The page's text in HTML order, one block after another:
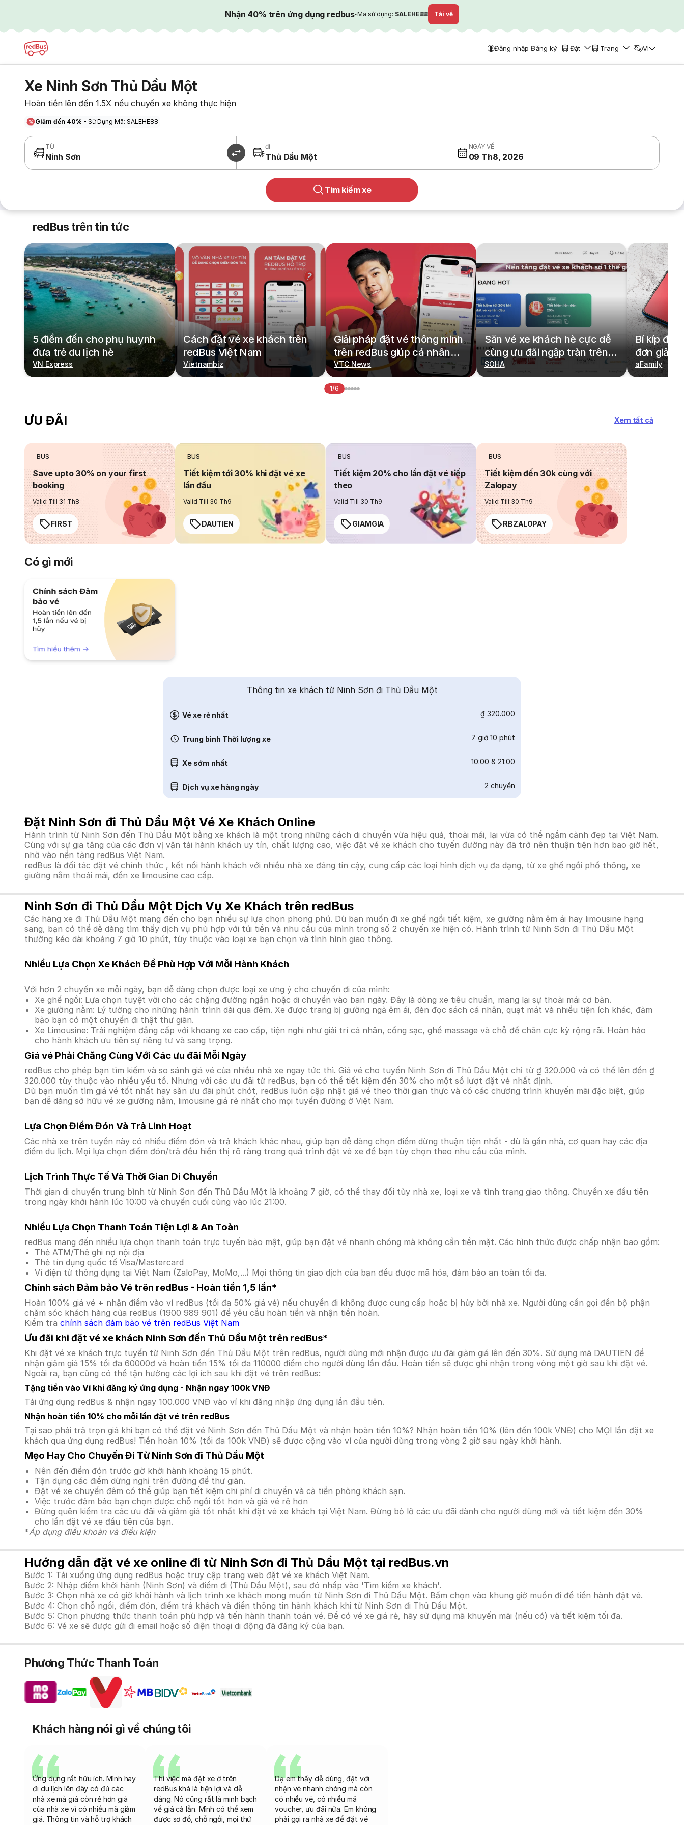
Nhận 40% trên ứng dụng redbus·Mã sử dụng: SALEHE88 Tải về
Đăng nhập Đăng ký Đặt Trang VI
Xe Ninh Sơn Thủ Dầu Một
Hoàn tiền lên đến 1.5X nếu chuyến xe không thực hiện
Giảm đến 40% - Sử Dụng Mã: SALEHE88
TỪ
Ninh Sơn
đi
Thủ Dầu Một
NGÀY VỀ
09 Th8, 2026
Tìm kiếm xe
redBus trên tin tức
5 điểm đến cho phụ huynh
đưa trẻ du lịch hè
VN Express
Cách đặt vé xe khách trên
redBus Việt Nam
Vietnambiz
Giải pháp đặt vé thông minh
trên redBus giúp cá nhân
hoá hành trình di chuyển
VTC News
Săn vé xe khách hè cực dễ
cùng ưu đãi ngập tràn trên
redBus
SOHA
Bí kíp đặt
đơn giản,
cả gia
aFamily
1/6
ƯU ĐÃI Xem tất cả
BUS
Save upto 30% on your first
booking
Valid Till 31 Th8
FIRST
BUS
Tiết kiệm tới 30% khi đặt vé xe
lần đầu
Valid Till 30 Th9
DAUTIEN
BUS
Tiết kiệm 20% cho lần đặt vé tiếp
theo
Valid Till 30 Th9
GIAMGIA
BUS
Tiết kiệm đến 30k cùng với
Zalopay
Valid Till 30 Th9
RBZALOPAY
Có gì mới
Thông tin xe khách từ Ninh Sơn đi Thủ Dầu Một
Vé xe rẻ nhất ₫ 320.000
Trung bình Thời lượng xe 7 giờ 10 phút
Xe sớm nhất 10:00 & 21:00
Dịch vụ xe hàng ngày 2 chuyến
Đặt Ninh Sơn đi Thủ Dầu Một Vé Xe Khách Online
Hành trình từ Ninh Sơn đến Thủ Dầu Một bằng xe khách là một trong những cách di chuyển vừa hiệu quả, thoải mái, lại vừa có thể ngắm cảnh đẹp tại Việt Nam.
Cùng với sự gia tăng của các đơn vị vận tải hành khách uy tín, chất lượng cao, việc đặt vé xe khách cho tuyến đường này đã trở nên thuận tiện hơn bao giờ hết,
nhờ vào nền tảng redBus Việt Nam.
redBus là đối tác đặt vé chính thức , kết nối hành khách với nhiều nhà xe đáng tin cậy, cung cấp các loại hình dịch vụ đa dạng, từ xe ghế ngồi phổ thông, xe
giường nằm thoải mái, đến xe limousine cao cấp.
Ninh Sơn đi Thủ Dầu Một Dịch Vụ Xe Khách trên redBus
Các hãng xe đi Thủ Dầu Một mang đến cho bạn nhiều sự lựa chọn phong phú. Dù bạn muốn đi xe ghế ngồi tiết kiệm, xe giường nằm êm ái hay limousine hạng
sang, bạn có thể dễ dàng tìm thấy dịch vụ phù hợp với túi tiền và nhu cầu của mình trong số 2 chuyến xe hiện có. Hành trình từ Ninh Sơn đi Thủ Dầu Một
thường kéo dài khoảng 7 giờ 10 phút, tùy thuộc vào loại xe bạn chọn và tình hình giao thông.
Nhiều Lựa Chọn Xe Khách Để Phù Hợp Với Mỗi Hành Khách
Với hơn 2 chuyến xe mỗi ngày, bạn dễ dàng chọn được loại xe ưng ý cho chuyến đi của mình:
Xe ghế ngồi: Lựa chọn tuyệt vời cho các chặng đường ngắn hoặc di chuyển vào ban ngày. Đây là dòng xe tiêu chuẩn, mang lại sự thoải mái cơ bản.
Xe giường nằm: Lý tưởng cho những hành trình dài qua đêm. Xe được trang bị giường ngả êm ái, đèn đọc sách cá nhân, quạt mát và nhiều tiện ích khác, đảm
bảo bạn có một chuyến đi thật thư giãn.
Xe Limousine: Trải nghiệm đẳng cấp với khoang xe cao cấp, tiện nghi như giải trí cá nhân, cổng sạc, ghế massage và chỗ để chân cực kỳ rộng rãi. Hoàn hảo
cho hành khách ưu tiên sự riêng tư và sang trọng.
Giá vé Phải Chăng Cùng Với Các ưu đãi Mỗi Ngày
redBus cho phép bạn tìm kiếm và so sánh giá vé của nhiều nhà xe ngay tức thì. Giá vé cho tuyến Ninh Sơn đi Thủ Dầu Một chỉ từ ₫ 320.000 và có thể lên đến ₫
320.000 tùy thuộc vào nhiều yếu tố. Nhưng với các ưu đãi từ redBus, bạn có thể tiết kiệm đến 30% cho một số lượt đặt vé nhất định.
Dù bạn muốn tìm giá vé tốt nhất hay săn ưu đãi phút chót, redBus luôn cập nhật giá vé theo thời gian thực và có các chương trình khuyến mãi đặc biệt, giúp
bạn dễ dàng sở hữu vé xe giường nằm, limousine giá rẻ nhất cho mọi tuyến đường ở Việt Nam.
Lựa Chọn Điểm Đón Và Trả Linh Hoạt
Các nhà xe trên tuyến này có nhiều điểm đón và trả khách khác nhau, giúp bạn dễ dàng chọn điểm dừng thuận tiện nhất - dù là gần nhà, cơ quan hay các địa
điểm du lịch. Mọi lựa chọn điểm đón/trả đều hiển thị rõ ràng trong quá trình đặt vé xe để bạn tùy chọn theo nhu cầu của mình.
Lịch Trình Thực Tế Và Thời Gian Di Chuyển
Thời gian di chuyển trung bình từ Ninh Sơn đến Thủ Dầu Một là khoảng 7 giờ, có thể thay đổi tùy nhà xe, loại xe và tình trạng giao thông. Chuyến xe đầu tiên
trong ngày khởi hành lúc 10:00 và chuyến cuối cùng vào lúc 21:00.
Nhiều Lựa Chọn Thanh Toán Tiện Lợi & An Toàn
redBus mang đến nhiều lựa chọn thanh toán trực tuyến bảo mật, giúp bạn đặt vé nhanh chóng mà không cần tiền mặt. Các hình thức được chấp nhận bao gồm:
Thẻ ATM/Thẻ ghi nợ nội địa
Thẻ tín dụng quốc tế Visa/Mastercard
Ví điện tử thông dụng tại Việt Nam (ZaloPay, MoMo,...) Mọi thông tin giao dịch của bạn đều được mã hóa, đảm bảo an toàn tối đa.
Chính sách Đảm bảo Vé trên redBus - Hoàn tiền 1,5 lần*
Hoàn 100% giá vé + nhận điểm vào ví redBus (tối đa 50% giá vé) nếu chuyến đi không được cung cấp hoặc bị hủy bởi nhà xe. Người dùng cần gọi đến bộ phận
chăm sóc khách hàng của redBus (1900 989 901) để yêu cầu hoàn tiền và nhận tiền hoàn.
Kiểm tra chính sách đảm bảo vé trên redBus Việt Nam
Ưu đãi khi đặt vé xe khách Ninh Sơn đến Thủ Dầu Một trên redBus*
Khi đặt vé xe khách trực tuyến từ Ninh Sơn đến Thủ Dầu Một trên redBus, người dùng mới nhận được ưu đãi giảm giá lên đến 30%. Sử dụng mã DAUTIEN để
nhận giảm giá 15% tối đa 60000đ và hoàn tiền 15% tối đa 110000 điểm cho người dùng lần đầu. Hoàn tiền sẽ được ghi nhận trong vòng một giờ sau khi đặt vé.
Ngoài ra, bạn cũng có thể tận hưởng các lợi ích sau khi đặt vé trên redBus:
Tặng tiền vào Ví khi đăng ký ứng dụng - Nhận ngay 100k VNĐ
Tải ứng dụng redBus & nhận ngay 100.000 VNĐ vào ví khi đăng nhập ứng dụng lần đầu tiên.
Nhận hoàn tiền 10% cho mỗi lần đặt vé trên redBus
Tại sao phải trả trọn giá khi bạn có thể đặt vé Ninh Sơn đến Thủ Dầu Một và nhận hoàn tiền 10%? Nhận hoàn tiền 10% (lên đến 100k VNĐ) cho MỌI lần đặt xe
khách qua ứng dụng redBus! Tiền hoàn 10% (tối đa 100k VNĐ) sẽ được cộng vào ví của người dùng trong vòng 2 giờ sau ngày khởi hành.
Mẹo Hay Cho Chuyến Đi Từ Ninh Sơn đi Thủ Dầu Một
Nên đến điểm đón trước giờ khởi hành khoảng 15 phút.
Tận dụng các điểm dừng nghỉ trên đường để thư giãn.
Đặt vé xe chuyến đêm có thể giúp bạn tiết kiệm chi phí di chuyển và cả tiền phòng khách sạn.
Việc trước đảm bảo bạn chọn được chỗ ngồi tốt hơn và giá vé rẻ hơn
Đừng quên kiểm tra các ưu đãi và giảm giá tốt nhất khi đặt vé xe khách tại Việt Nam. Đừng bỏ lỡ các ưu đãi dành cho người dùng mới và tiết kiệm đến 30%
cho lần đặt vé xe đầu tiên của bạn.
*Áp dụng điều khoản và điều kiện
Hướng dẫn đặt vé xe online đi từ Ninh Sơn đi Thủ Dầu Một tại redBus.vn
Bước 1: Tải xuống ứng dụng redBus hoặc truy cập trang web đặt vé xe khách Việt Nam.
Bước 2: Nhập điểm khởi hành (Ninh Sơn) và điểm đi (Thủ Dầu Một), sau đó nhấp vào 'Tìm kiếm xe khách'.
Bước 3: Chọn nhà xe có giờ khởi hành và lịch trình xe khách mong muốn từ Ninh Sơn đi Thủ Dầu Một. Bấm chọn vào khung giờ muốn đi để tiến hành đặt vé.
Bước 4: Chọn chỗ ngồi, điểm đón, điểm trả khách và điền thông tin hành khách khi từ Ninh Sơn đi Thủ Dầu Một.
Bước 5: Chọn phương thức thanh toán phù hợp và tiến hành thanh toán vé. Để có vé xe giá rẻ, hãy sử dụng mã khuyến mãi (nếu có) và tiết kiệm tối đa.
Bước 6: Vé xe sẽ được gửi đi email hoặc số điện thoại di động đã đăng ký của bạn.
Phương Thức Thanh Toán
Khách hàng nói gì về chúng tôi
Ứng dụng rất hữu ích. Mình hay
đi du lịch lên đây có đủ các
nhà xe mà giá còn rẻ hơn giá
của nhà xe vì có nhiều mã giảm
giá. Thông tin và hỗ trợ khách
Thì việc mà đặt xe ở trên
redBus khá là tiện lợi và dễ
dàng. Nó cũng rất là minh bạch
về giá cả lẫn. Mình có thể xem
được sơ đồ, chỗ ngồi, mọi thứ
Dạ em thấy dễ dùng, đặt với
nhận vé nhanh chóng mà còn
có nhiều vé, có nhiều mã
voucher, ưu đãi nữa. Em không
phải gọi ra nhà xe để đặt vé